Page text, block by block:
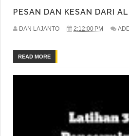
PESAN DAN KESAN DARI
DAN LAJANTO 2:12:00 PM
READ MORE